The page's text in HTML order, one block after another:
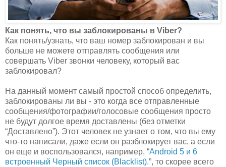
Как понять, что вы заблокированы в Viber?
Как понять/узнать, что ваш номер заблокирован и вы
больше не можете отправлять сообщения или
совершать Viber звонки человеку, который вас
заблокировал?
На данный момент самый простой способ определить,
заблокированы ли вы - это когда все отправленные
сообщения/фотографии/голосовые сообщения просто
не будут долгое время доставлены (без отметки
“Доставлено”). Этот человек не узнает о том, что вы ему
что-то написали, даже если он разблокирует вас, а если
он еще и воспользовался, например, “Android 5 и 6
встроенный Черный список (Blacklist).”, то скорее всего